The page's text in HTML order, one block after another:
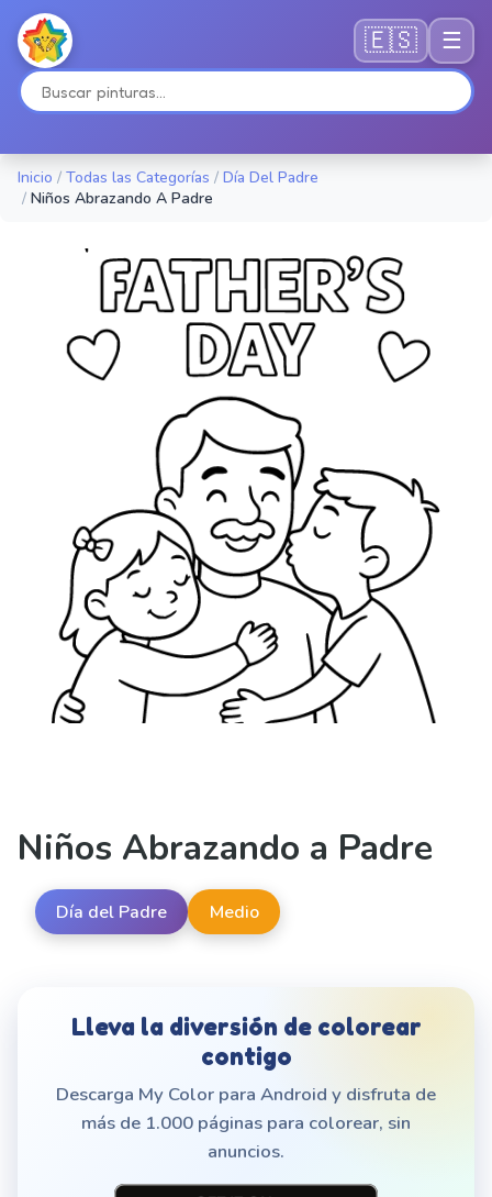
🇪🇸 ☰
Inicio / Todas las Categorías / Día Del Padre
/ Niños Abrazando A Padre
Niños Abrazando a Padre
Día del Padre Medio
Lleva la diversión de colorear
contigo
Descarga My Color para Android y disfruta de
más de 1.000 páginas para colorear, sin
anuncios.